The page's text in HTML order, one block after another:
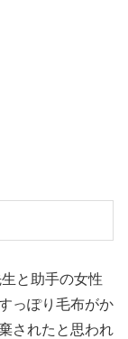
と助手の女性
っぽり毛布がか
されたと思われ